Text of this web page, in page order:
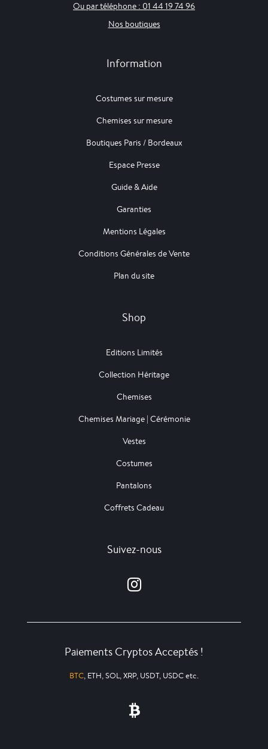
Ou par téléphone : 01 44 19 74 96
Nos boutiques
Information
Costumes sur mesure
Chemises sur mesure
Boutiques Paris / Bordeaux
Espace Presse
Guide & Aide
Garanties
Mentions Légales
Conditions Générales de Vente
Plan du site
Shop
Editions Limités
Collection Héritage
Chemises
Chemises Mariage | Cérémonie
Vestes
Costumes
Pantalons
Coffrets Cadeau
Suivez-nous
Paiements Cryptos Acceptés !
BTC, ETH, SOL, XRP, USDT, USDC etc.